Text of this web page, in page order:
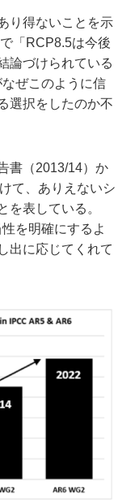
り得ないことを示
「RCP8.5は今後
論づけられている
ぜこのように信
選択をしたのか不
書（2013/14）か
て、ありえないシ
を表している。
を明確にするよ
出に応じてくれて